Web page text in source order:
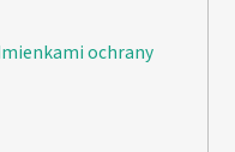
ochrany